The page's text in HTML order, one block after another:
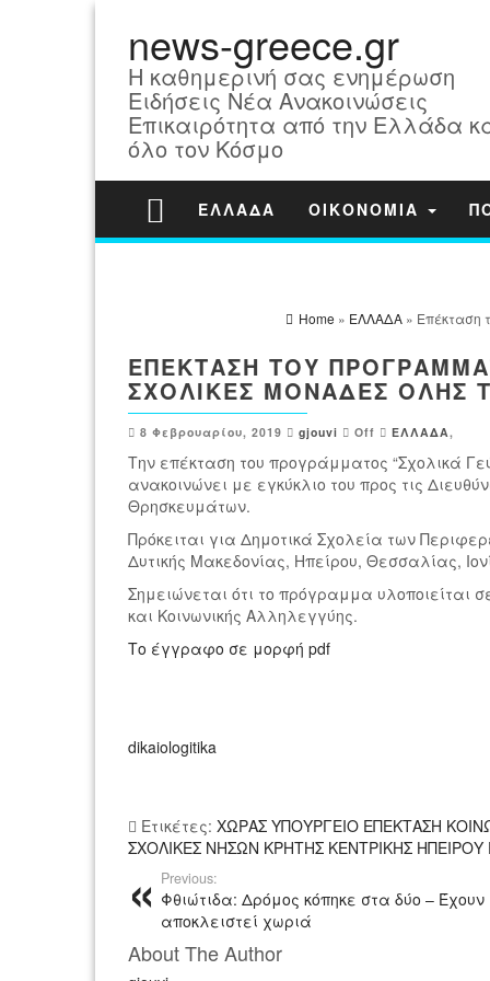
news-greece.gr
Η καθημερινή σας ενημέρωση
Ειδήσεις Νέα Ανακοινώσεις
Επικαιρότητα από την Ελλάδα
όλο τον Κόσμο
ΕΛΛΑΔΑ ΟΙΚΟΝΟΜΙΑ
Home » ΕΛΛΑΔΑ» Επέκταση
ΕΠΈΚΤΑΣΗ ΤΟΥ
ΣΧΟΛΙΚΈΣ ΜΟΝΆΔΕΣ ΌΛΗΣ
8 Φεβρουαρίου, 2019 gjouvi Off ΕΛΛΑΔΑ,
Την επέκταση του προγράμματος “Σχολικά
ανακοινώνει με εγκύκλιο του προς τις
Θρησκευμάτων.
Πρόκειται για Δημοτικά Σχολεία των
Δυτικής Μακεδονίας, Ηπείρου, Θεσσαλίας,
Σημειώνεται ότι το πρόγραμμα υλοποιείται
και Κοινωνικής Αλληλεγγύης.
Το έγγραφο σε μορφή pdf
dikaiologitika
Ετικέτες: ΧΩΡΑΣ ΥΠΟΥΡΓΕΙΟ ΕΠΕΚΤΑΣΗ
ΣΧΟΛΙΚΕΣ ΝΗΣΩΝ ΚΡΗΤΗΣ ΚΕΝΤΡΙΚΗΣ ΗΠΕΙΡΟΥ
Previous:
Φθιώτιδα: Δρόμος κόπηκε στα δύο – Έχουν
αποκλειστεί χωριά
About The Author